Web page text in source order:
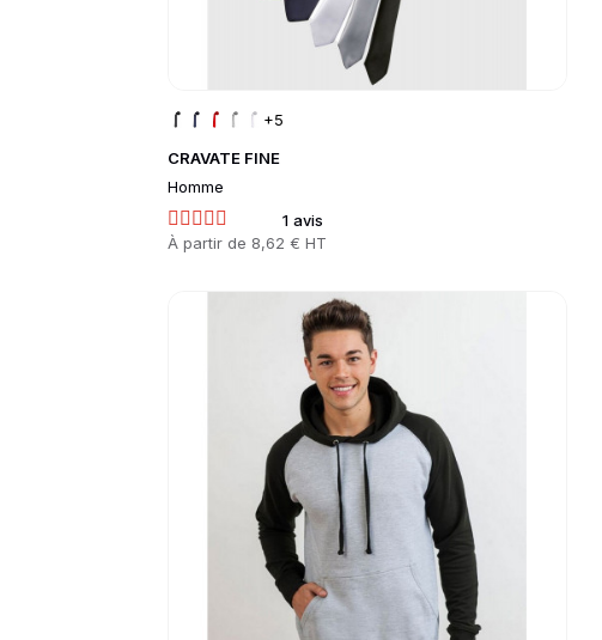
CRAVATE FINE
Homme
1 avis
Prix
À partir de 8,62 € HT
+5
Go to product page